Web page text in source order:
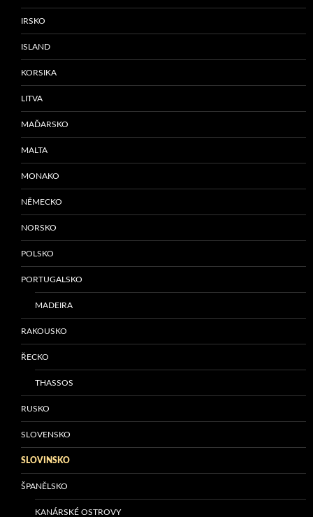
IRSKO
ISLAND
KORSIKA
LITVA
MAĎARSKO
MALTA
MONAKO
NĚMECKO
NORSKO
POLSKO
PORTUGALSKO
MADEIRA
RAKOUSKO
ŘECKO
THASSOS
RUSKO
SLOVENSKO
SLOVINSKO
ŠPANĚLSKO
KANÁRSKÉ OSTROVY